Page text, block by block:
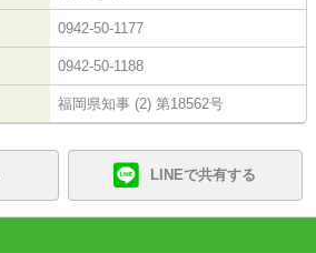
0942-50-1177
0942-50-1188
福岡県知事 (2) 第18562号
LINEで共有する